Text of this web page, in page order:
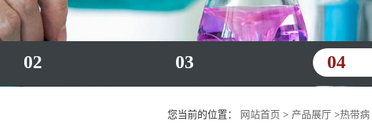
02 03 04
您当前的位置： 网站首页 > 产品展厅 >热带病